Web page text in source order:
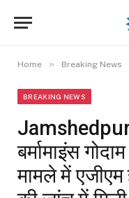
Home » Breaking News
BREAKING NEWS
बर्मामाइंस
मामले में एजीएम